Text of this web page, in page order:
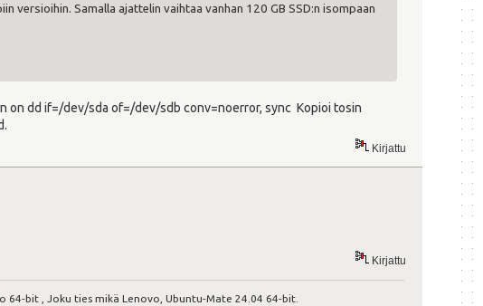
versioihin. Samalla ajattelin vaihtaa vanhan 120 GB SSD:n isompaan
on dd if=/dev/sda of=/dev/sdb conv=noerror, sync Kopioi tosin
Kirjattu
Kirjattu
64-bit , Joku ties mikä Lenovo, Ubuntu-Mate 24.04 64-bit.